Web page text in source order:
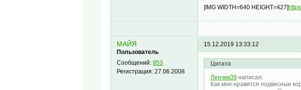
[IMG WIDTH=640 HEIGHT=427]
МАЙЯ
Пользователь
Сообщений:953
Регистрация:27.06.2008
15.12.2019 13:33:12
Цитата
Ленчик39написал:
Как мне нравятся подвесные